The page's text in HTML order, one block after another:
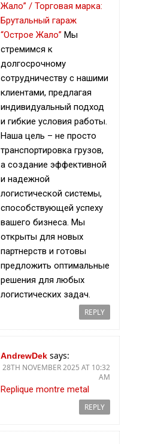
Жало” / Торговая марка:
Брутальный гараж
“Острое Жало” Мы
стремимся к
долгосрочному
сотрудничеству с нашими
клиентами, предлагая
индивидуальный подход
и гибкие условия работы.
Наша цель – не просто
транспортировка грузов,
а создание эффективной
и надежной
логистической системы,
способствующей успеху
вашего бизнеса. Мы
открыты для новых
партнерств и готовы
предложить оптимальные
решения для любых
логистических задач.
REPLY
AndrewDek says:
28TH NOVEMBER 2025 AT 10:32
AM
Replique montre metal
REPLY